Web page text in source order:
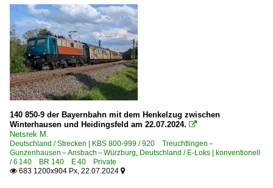
140 850-9 der Bayernbahn mit dem Henkelzug zwischen
Winterhausen und Heidingsfeld am 22.07.2024. 
Netsrek M.
Deutschland / Strecken | KBS 800-999 / 920 Treuchtlingen –
Gunzenhausen – Ansbach – Würzburg, Deutschland / E-Loks | konventionell
/ 6 140 BR 140 E 40 Private
 683 1200x904 Px, 22.07.2024 